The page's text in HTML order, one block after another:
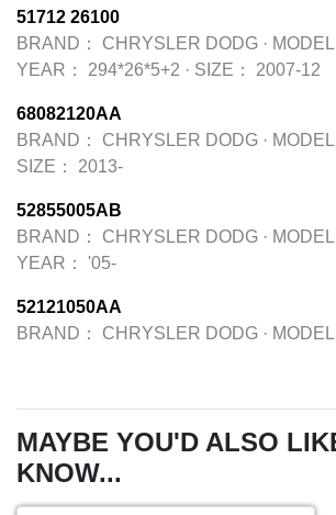
51712 26100
BRAND：
CHRYSLER DODG · MODEL
YEAR：
294*26*5+2 · SIZE： 2007-12
68082120AA
BRAND：
CHRYSLER DODG · MODEL
SIZE：
2013-
52855005AB
BRAND：
CHRYSLER DODG · MODEL
YEAR：
'05-
52121050AA
BRAND：
CHRYSLER DODG · MODEL
MAYBE YOU'D ALSO
KNOW...